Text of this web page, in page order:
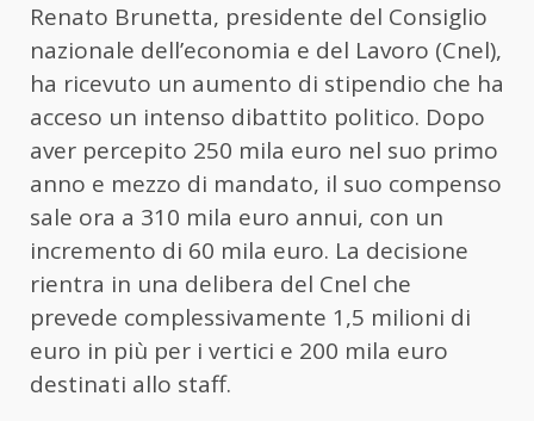
Renato Brunetta, presidente del Consiglio
nazionale dell’economia e del Lavoro (Cnel),
ha ricevuto un aumento di stipendio che ha
acceso un intenso dibattito politico. Dopo
aver percepito 250 mila euro nel suo primo
anno e mezzo di mandato, il suo compenso
sale ora a 310 mila euro annui, con un
incremento di 60 mila euro. La decisione
rientra in una delibera del Cnel che
prevede complessivamente 1,5 milioni di
euro in più per i vertici e 200 mila euro
destinati allo staff.